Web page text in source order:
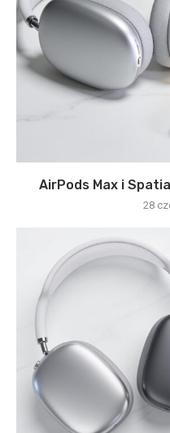
AirPods Max i
28